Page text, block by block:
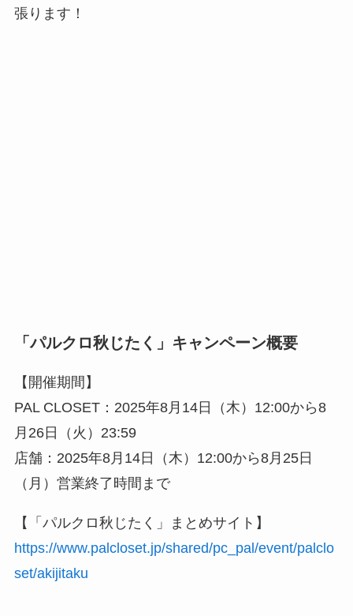
張ります！
「パルクロ秋じたく」キャンペーン概要
【開催期間】
PAL CLOSET：2025年8月14日（木）12:00から8
月26日（火）23:59
店舗：2025年8月14日（木）12:00から8月25日
（月）営業終了時間まで
【「パルクロ秋じたく」まとめサイト】
https://www.palcloset.jp/shared/pc_pal/event/palclo
set/akijitaku